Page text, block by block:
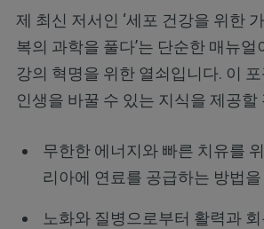
제 최신 저서인 ‘세포 건강을 위한
복의 과학을 풀다’는 단순한 매뉴얼
강의 혁명을 위한 열쇠입니다. 이
인생을 바꿀 수 있는 지식을 제공할
무한한 에너지와 빠른 치유를
리아에 연료를 공급하는 방법을
노화와 질병으로부터 활력과